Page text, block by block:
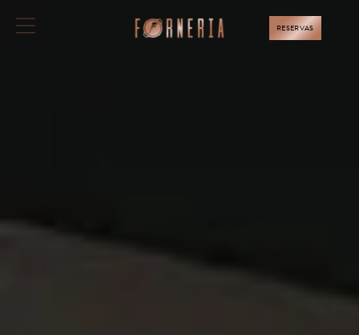
RESERVAS